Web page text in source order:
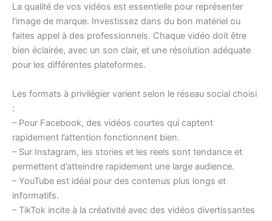
La qualité de vos vidéos est essentielle pour représenter
l’image de marque. Investissez dans du bon matériel ou
faites appel à des professionnels. Chaque vidéo doit être
bien éclairée, avec un son clair, et une résolution adéquate
pour les différentes plateformes.
Les formats à privilégier varient selon le réseau social choisi
:
– Pour Facebook, des vidéos courtes qui captent
rapidement l’attention fonctionnent bien.
– Sur Instagram, les stories et les reels sont tendance et
permettent d’atteindre rapidement une large audience.
– YouTube est idéal pour des contenus plus longs et
informatifs.
– TikTok incite à la créativité avec des vidéos divertissantes